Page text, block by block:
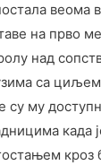
веомa
на прво
над
са
су му
када
кроз